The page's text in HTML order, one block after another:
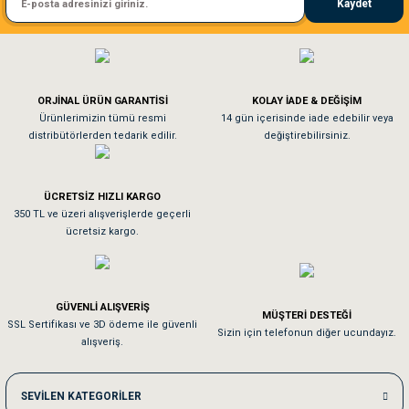
Gönder
El**** Ek******
Köpeğim bayıldı hediyeler için teşekkürler
As**** Tu******
Tavşanım kafesinin kalitesine ve paketlemesine bayıldım
Sa**** On******
Kedilerim beğeniyorlar. Memnunuz. Uygun fiyatta olması iyi.
Me***** Ya******
Kaydet
ORJİNAL ÜRÜN GARANTİSİ
Ürünlerimizin tümü resmi
distribütörlerden tedarik edilir.
KOLAY İADE & DEĞİŞİM
14 gün içerisinde iade edebilir veya
değiştirebilirsiniz.
ÜCRETSİZ HIZLI KARGO
350 TL ve üzeri alışverişlerde geçerli
ücretsiz kargo.
GÜVENLİ ALIŞVERİŞ
SSL Sertifikası ve 3D ödeme ile güvenli
alışveriş.
MÜŞTERİ DESTEĞİ
Sizin için telefonun diğer ucundayız.
SEVİLEN KATEGORİLER